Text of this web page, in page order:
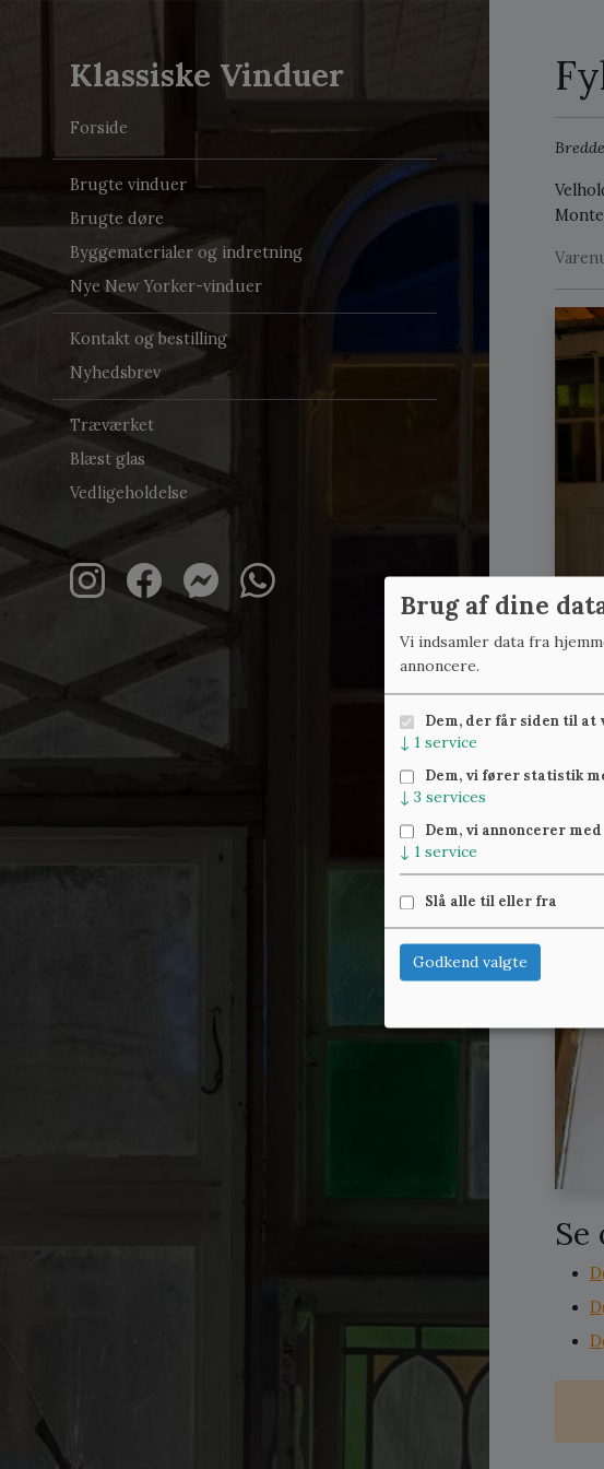
Klassiske Vinduer
Forside
Brugte vinduer
Brugte døre
Byggematerialer og indretning
Nye New Yorker-vinduer
Kontakt og bestilling
Nyhedsbrev
Træværket
Blæst glas
Vedligeholdelse
Se
Brug af dine
Vi indsamler data fra
annoncere.
Dem, der får siden til at
↓ 1 service
Dem, vi fører statistik
↓ 3 services
Dem, vi annoncerer med
↓ 1 service
Slå alle til eller fra
Godkend valgte